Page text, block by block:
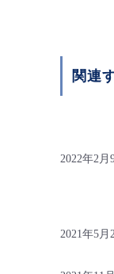
関連
2022年2月
2021年5月